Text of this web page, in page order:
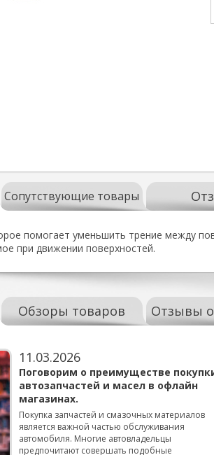
Сопутствующие товары
помогает уменьшить трение между
при движении поверхностей.
Обзоры товаров Отзывы
11.03.2026
Поговорим о преимуществе
автозапчастей и масел в офлайн
магазинах.
Покупка запчастей и смазочных материалов
является важной частью обслуживания
автомобиля. Многие автовладельцы
предпочитают совершать подобные